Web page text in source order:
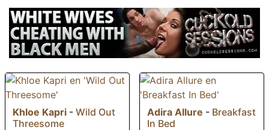
Khloe Kapri - Wild Out
Threesome
Adira Allure - Breakfast
In Bed